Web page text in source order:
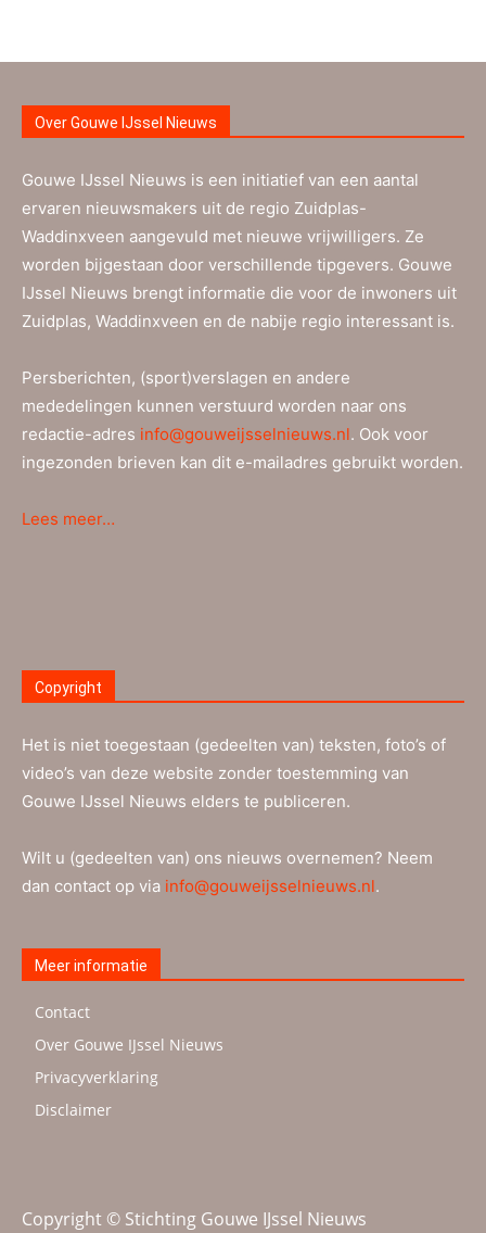
Over Gouwe IJssel Nieuws
Gouwe IJssel Nieuws is een initiatief van een aantal
ervaren nieuwsmakers uit de regio Zuidplas-
Waddinxveen aangevuld met nieuwe vrijwilligers. Ze
worden bijgestaan door verschillende tipgevers. Gouwe
IJssel Nieuws brengt informatie die voor de inwoners uit
Zuidplas, Waddinxveen en de nabije regio interessant is.
Persberichten, (sport)verslagen en andere
mededelingen kunnen verstuurd worden naar ons
redactie-adres info@gouweijsselnieuws.nl. Ook voor
ingezonden brieven kan dit e-mailadres gebruikt worden.
Lees meer…
Copyright
Het is niet toegestaan (gedeelten van) teksten, foto’s of
video’s van deze website zonder toestemming van
Gouwe IJssel Nieuws elders te publiceren.
Wilt u (gedeelten van) ons nieuws overnemen? Neem
dan contact op via info@gouweijsselnieuws.nl.
Meer informatie
Contact
Over Gouwe IJssel Nieuws
Privacyverklaring
Disclaimer
Copyright © Stichting Gouwe IJssel Nieuws